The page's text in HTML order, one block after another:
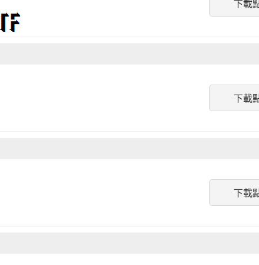
下載
下載
下載